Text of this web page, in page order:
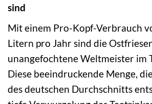
sind
Mit einem Pro-Kopf-Verbrauch
Litern pro Jahr sind die
unangefochtene Weltmeister im
Diese beeindruckende Menge,
des deutschen Durchschnitts